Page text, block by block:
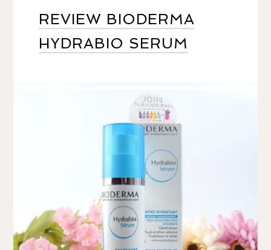
REVIEW BIODERMA
HYDRABIO SERUM